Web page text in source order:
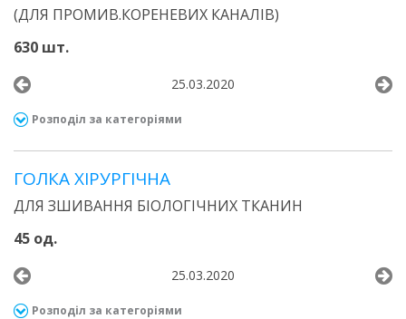
(ДЛЯ ПРОМИВ.КОРЕНЕВИХ КАНАЛІВ)
630 шт.
25.03.2020
Розподіл за категоріями
ГОЛКА ХІРУРГІЧНА
ДЛЯ ЗШИВАННЯ БІОЛОГІЧНИХ ТКАНИН
45 од.
25.03.2020
Розподіл за категоріями